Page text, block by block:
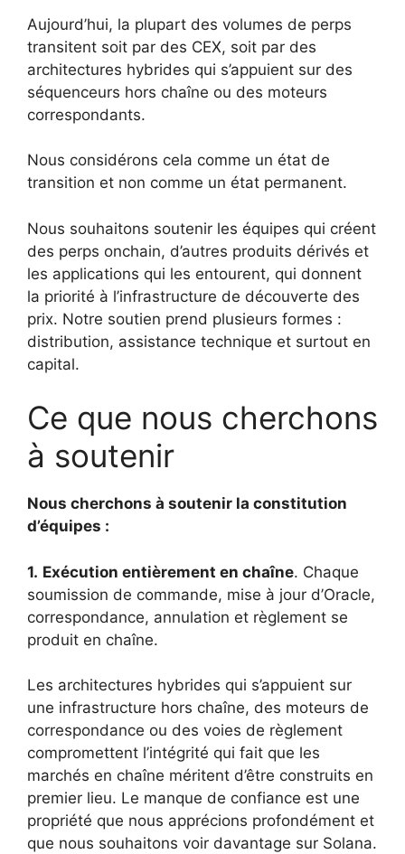
Aujourd’hui, la plupart des volumes de perps
transitent soit par des CEX, soit par des
architectures hybrides qui s’appuient sur des
séquenceurs hors chaîne ou des moteurs
correspondants.
Nous considérons cela comme un état de
transition et non comme un état permanent.
Nous souhaitons soutenir les équipes qui créent
des perps onchain, d’autres produits dérivés et
les applications qui les entourent, qui donnent
la priorité à l’infrastructure de découverte des
prix. Notre soutien prend plusieurs formes :
distribution, assistance technique et surtout en
capital.
Ce que nous cherchons
à soutenir
Nous cherchons à soutenir la constitution
d’équipes :
1. Exécution entièrement en chaîne. Chaque
soumission de commande, mise à jour d’Oracle,
correspondance, annulation et règlement se
produit en chaîne.
Les architectures hybrides qui s’appuient sur
une infrastructure hors chaîne, des moteurs de
correspondance ou des voies de règlement
compromettent l’intégrité qui fait que les
marchés en chaîne méritent d’être construits en
premier lieu. Le manque de confiance est une
propriété que nous apprécions profondément et
que nous souhaitons voir davantage sur Solana.